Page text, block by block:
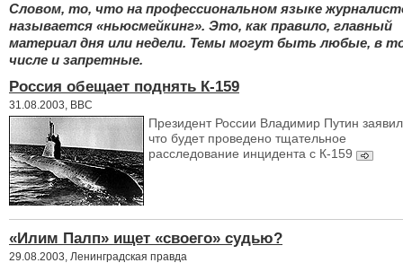
Словом, то, что на профессиональном языке
называется «ньюсмейкинг». Это, как правило, главный
материал дня или недели. Темы могут быть любые, в
числе и запретные.
Россия обещает поднять К-159
31.08.2003, BBC
Президент России Владимир Путин
что будет проведено тщательное
расследование инцидента с К-159
«Илим Палп» ищет «своего» судью?
29.08.2003, Ленинградская правда